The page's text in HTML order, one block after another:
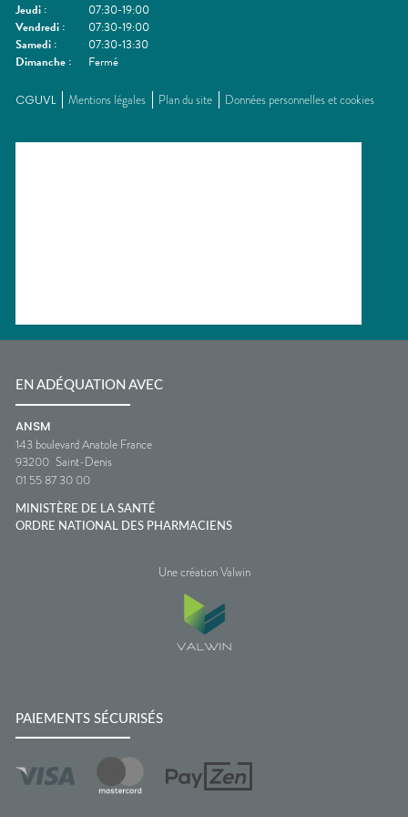
Jeudi :
07:30-19:00
Vendredi :
07:30-19:00
Samedi :
07:30-13:30
Dimanche : Fermé
CGUVL Mentions légales Plan du site Données personnelles et cookies
EN ADÉQUATION AVEC
ANSM
143 boulevard Anatole France
93200 Saint-Denis
01 55 87 30 00
MINISTÈRE DE LA SANTÉ
ORDRE NATIONAL DES PHARMACIENS
Une création Valwin
PAIEMENTS SÉCURISÉS